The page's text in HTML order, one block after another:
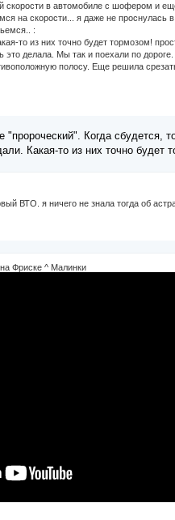
скорости в автомобиле с шофером и
на скорости... я даже не
:
то из них точно будет тормозом!
это делала. Мы так и поехали по
полосу. Еще решила
"пророческий". Когда
Какая-то из них точно будет
ВТО. я ничего не знала тогда об
Фриске ^ Малинки